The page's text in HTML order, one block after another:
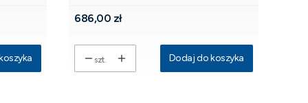
Cena
686,00 zł
szt. Dodaj do koszyka